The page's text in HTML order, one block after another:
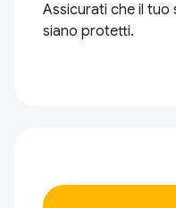
Assicurati che il tuo
siano protetti.